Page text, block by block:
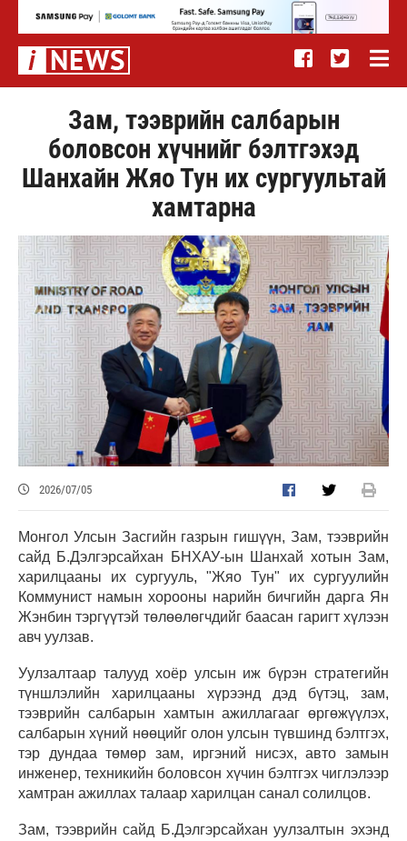
Зам, тээврийн салбарын
боловсон хүчнийг бэлтгэхэд
Шанхайн Жяо Тун их сургуультай
хамтарна
2026/07/05
Монгол Улсын Засгийн газрын гишүүн, Зам, тээврийн
сайд Б.Дэлгэрсайхан БНХАУ-ын Шанхай хотын Зам,
харилцааны их сургууль, "Жяо Тун" их сургуулийн
Коммунист намын хорооны нарийн бичгийн дарга Ян
Жэнбин тэргүүтэй төлөөлөгчдийг баасан гаригт хүлээн
авч уулзав.
Уулзалтаар талууд хоёр улсын иж бүрэн стратегийн
түншлэлийн харилцааны хүрээнд дэд бүтэц, зам,
тээврийн салбарын хамтын ажиллагааг өргөжүүлэх,
салбарын хүний нөөцийг олон улсын түвшинд бэлтгэх,
тэр дундаа төмөр зам, иргэний нисэх, авто замын
инженер, техникийн боловсон хүчин бэлтгэх чиглэлээр
хамтран ажиллах талаар харилцан санал солилцов.
Зам, тээврийн сайд Б.Дэлгэрсайхан уулзалтын эхэнд